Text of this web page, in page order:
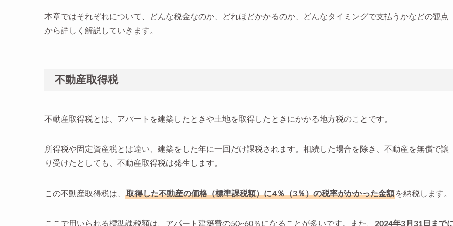
本章ではそれぞれについて、どんな税金なのか、どれほどかかるのか、どんなタイミングで支払うかなどの観点
から詳しく解説していきます。
不動産取得税
不動産取得税とは、アパートを建築したときや土地を取得したときにかかる地方税のことです。
所得税や固定資産税とは違い、建築をした年に一回だけ課税されます。相続した場合を除き、不動産を無償で譲
り受けたとしても、不動産取得税は発生します。
この不動産取得税は、 取得した不動産の価格（標準課税額）に4％（3％）の税率がかかった金額 を納税します。
ここで用いられる標準課税額は、アパート建築費の50~60％になることが多いです。また、 2024年3月31日まで